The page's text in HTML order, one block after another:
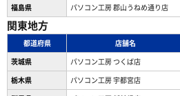
福島県
パソコン工房 郡山うねめ通り店
関東地方
都道府県 店舗名
茨城県
パソコン工房 つくば店
栃木県
パソコン工房 宇都宮店